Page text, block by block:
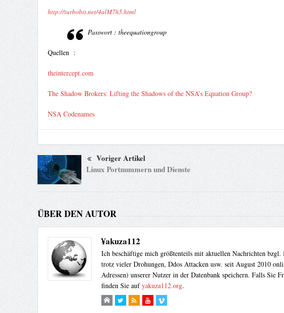
http://turbobit.net/4alM7h5.html
Passwort : theequationgroup
Quellen :
theintercept.com
The Shadow Brokers: Lifting the Shadows of the NSA’s Equation Group?
NSA Codenames
Voriger Artikel
Linux Portnummern und Dienste
ÜBER DEN AUTOR
¥akuza112
Ich beschäftige mich größtenteils mit aktuellen Nachrichten
trotz vieler Drohungen, Ddos Attacken usw. seit August 2010
Adressen) unserer Nutzer in der Datenbank speichern. Falls
finden Sie aufyakuza112.org.